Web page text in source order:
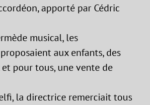
apporté par Cédric
musical, les
aux enfants, des
pour tous, une vente de
la directrice remerciait tous